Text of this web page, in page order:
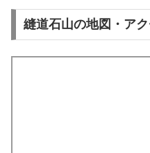
縫道石山の地図・ア